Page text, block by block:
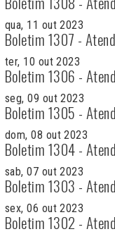
qua, 11 out 2023
Boletim 1307 -
ter, 10 out 2023
Boletim 1306 -
seg, 09 out 2023
Boletim 1305 -
dom, 08 out 2023
Boletim 1304 -
sab, 07 out 2023
Boletim 1303 -
sex, 06 out 2023
Boletim 1302 -